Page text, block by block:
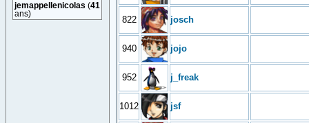
jemappellenicolas (41
ans)
822 josch
940 jojo
952 j_freak
1012 jsf